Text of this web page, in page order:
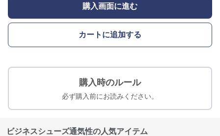
購入画面に進む
カートに追加する
購入時のルール
必ず購入前にお読みください。
ビジネスシューズ通気性の人気アイテム